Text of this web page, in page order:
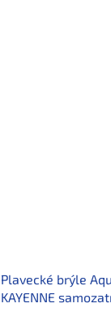
Plavecké brýle
KAYENNE